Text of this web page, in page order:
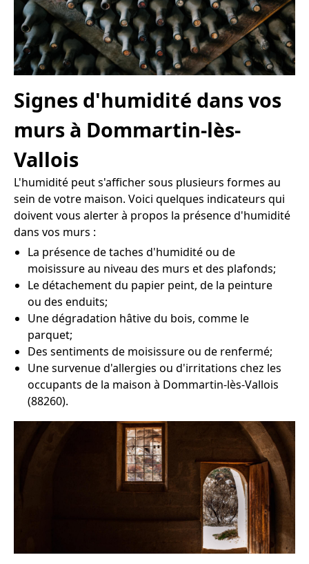
Signes d'humidité dans vos
murs à Dommartin-lès-
Vallois
L'humidité peut s'afficher sous plusieurs formes au
sein de votre maison. Voici quelques indicateurs qui
doivent vous alerter à propos la présence d'humidité
dans vos murs :
La présence de taches d'humidité ou de
moisissure au niveau des murs et des plafonds;
Le détachement du papier peint, de la peinture
ou des enduits;
Une dégradation hâtive du bois, comme le
parquet;
Des sentiments de moisissure ou de renfermé;
Une survenue d'allergies ou d'irritations chez les
occupants de la maison à Dommartin-lès-Vallois
(88260).